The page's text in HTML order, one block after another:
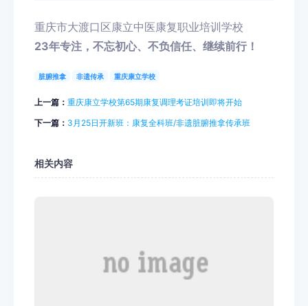
重庆市大渡口区康立中医康复职业培训学校
23年专注，不忘初心、不负信任、继续前行！
脏腑推拿 非遗传承 重庆康立学校
上一篇： 重庆康立学校第65期康复调理考证培训即将开始
下一篇： 3月25日开新班：康复全科班/非遗脏腑推拿传承班
相关内容